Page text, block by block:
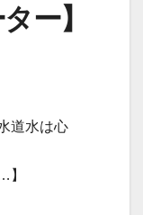
ー】
道水は心
】